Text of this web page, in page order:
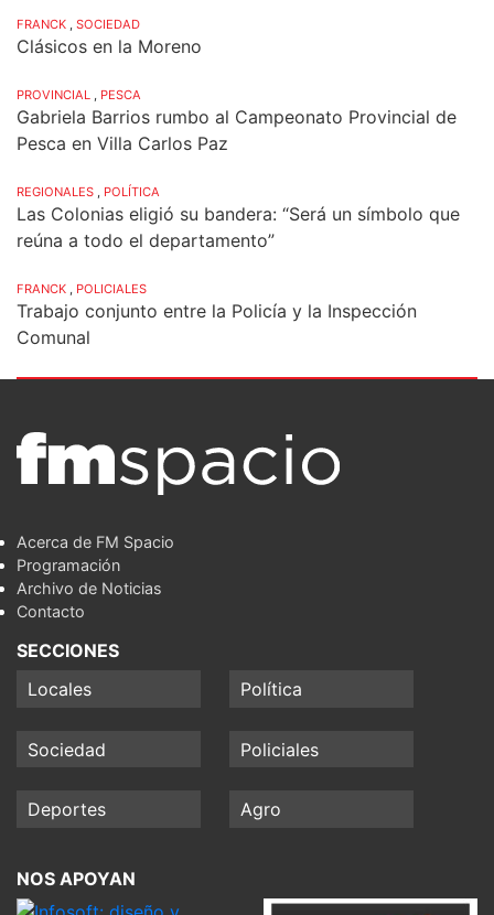
FRANCK SOCIEDAD
Clásicos en la Moreno
PROVINCIAL PESCA
Gabriela Barrios rumbo al Campeonato Provincial de
Pesca en Villa Carlos Paz
REGIONALES POLÍTICA
Las Colonias eligió su bandera: “Será un símbolo que
reúna a todo el departamento”
FRANCK POLICIALES
Trabajo conjunto entre la Policía y la Inspección
Comunal
Acerca de FM Spacio
Programación
Archivo de Noticias
Contacto
SECCIONES
Locales
Política
Sociedad Policiales
Deportes Agro
NOS APOYAN